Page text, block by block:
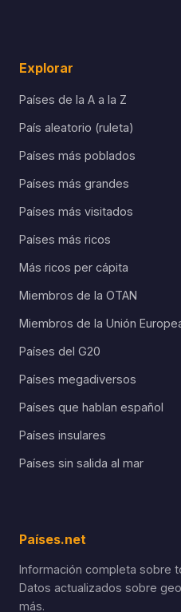
Explorar
Países de la A a la Z
País aleatorio (ruleta)
Países más poblados
Países más grandes
Países más visitados
Países más ricos
Más ricos per cápita
Miembros de la OTAN
Miembros de la Unión
Países del G20
Países megadiversos
Países que hablan español
Países insulares
Países sin salida al mar
Países.net
Información completa sobre
Datos actualizados sobre
más.